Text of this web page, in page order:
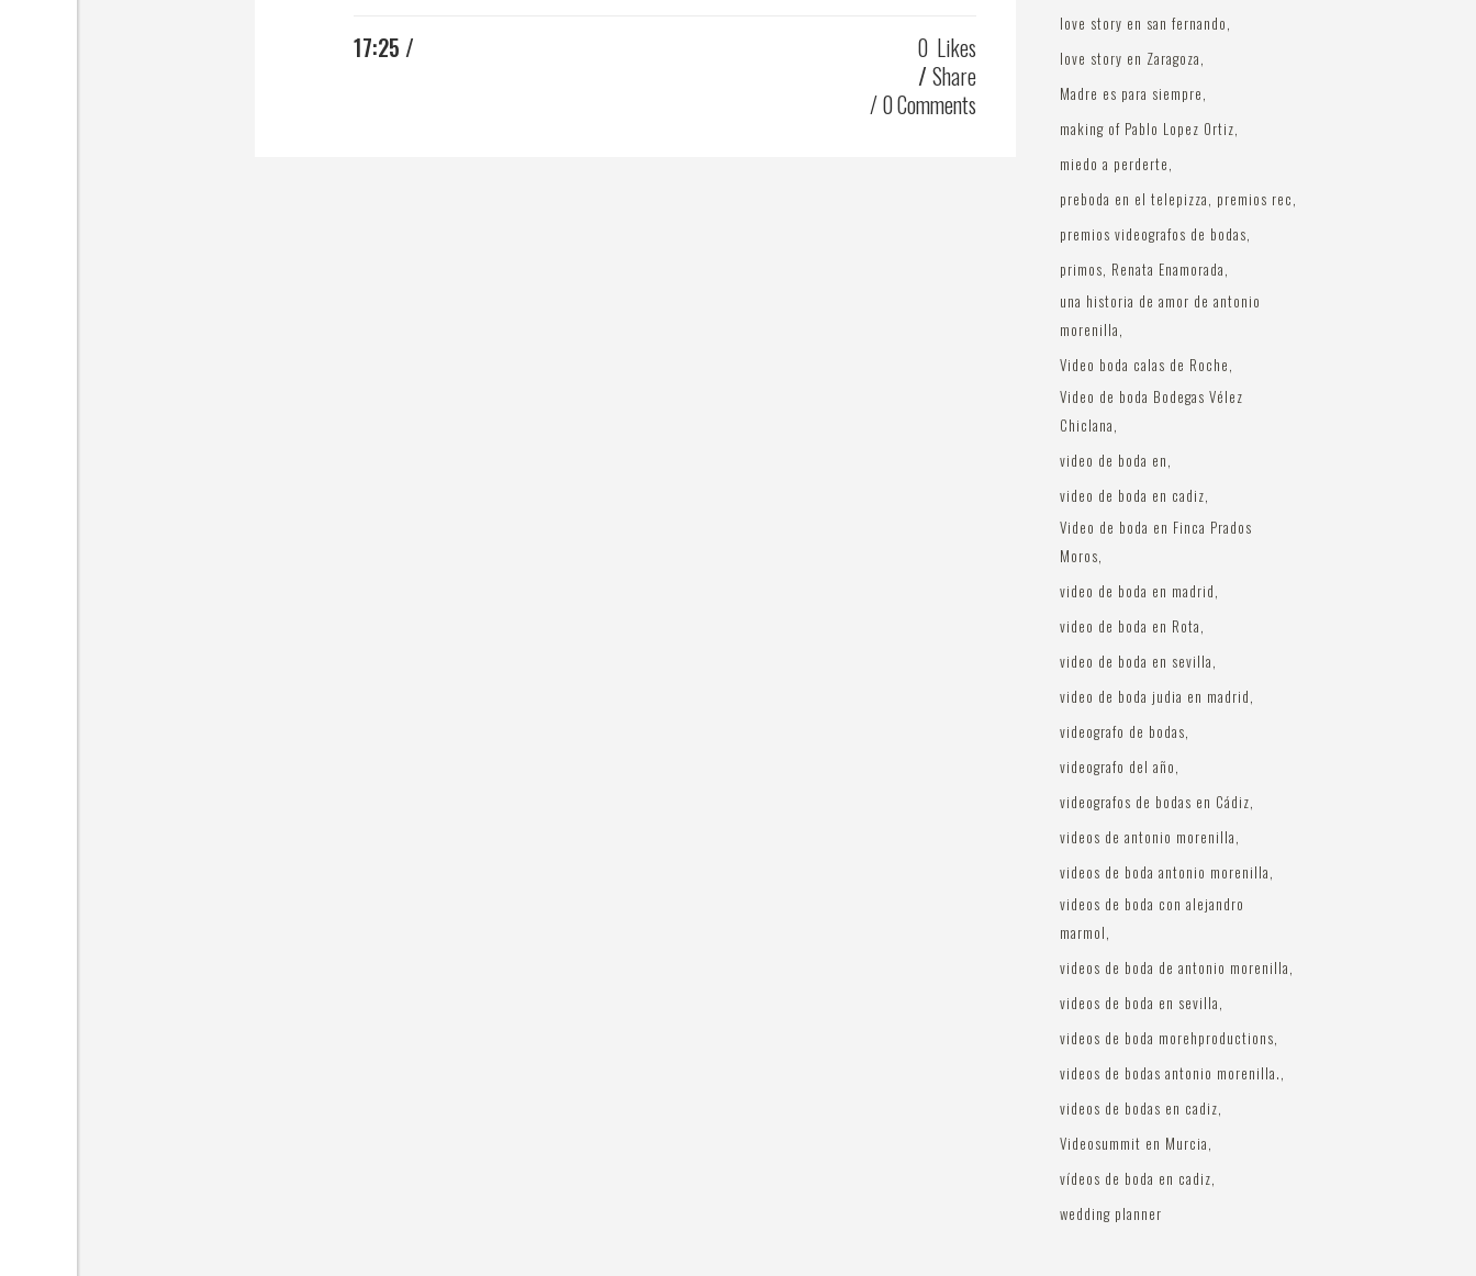
17:25 / 0 Likes
Share
0 Comments
love story en san fernando
love story en Zaragoza
Madre es para siempre
making of Pablo Lopez Ortiz
miedo a perderte
preboda en el telepizza premios rec
premios videografos de bodas
primos Renata Enamorada
una historia de amor de antonio
morenilla
Video boda calas de Roche
Video de boda Bodegas Vélez
Chiclana
video de boda en
video de boda en cadiz
Video de boda en Finca Prados
Moros
video de boda en madrid
video de boda en Rota
video de boda en sevilla
video de boda judia en madrid
videografo de bodas
videografo del año
videografos de bodas en Cádiz
videos de antonio morenilla
videos de boda antonio morenilla
videos de boda con alejandro
marmol
videos de boda de antonio morenilla
videos de boda en sevilla
videos de boda morehproductions
videos de bodas antonio morenilla.
videos de bodas en cadiz
Videosummit en Murcia
vídeos de boda en cadiz
wedding planner